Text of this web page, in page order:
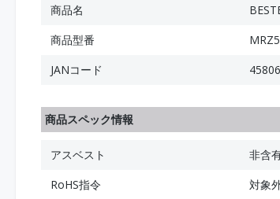
商品名
商品型番
JANコード
商品スペック情報
アスベスト
非含
RoHS指令
対象